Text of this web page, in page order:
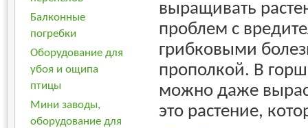
Балконные
погребки
Оборудование для
убоя и ощипа
птицы
Мини заводы,
оборудование для
выращивать
проблем с
грибковыми
прополкой. В
можно даже
это растение,